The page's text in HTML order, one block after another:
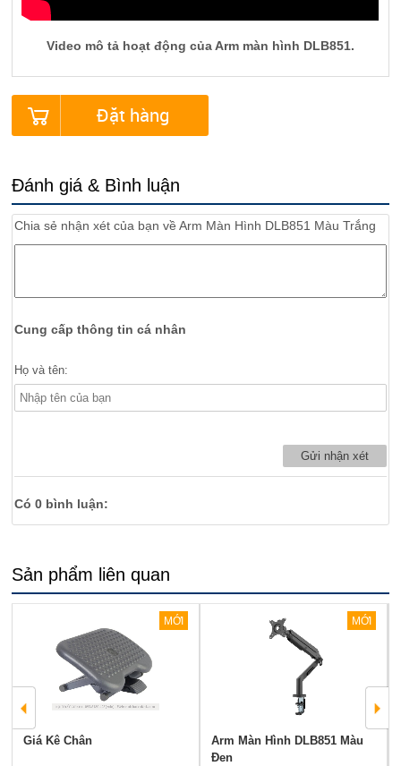
Video mô tả hoạt động của Arm màn hình DLB851.
Đặt hàng
Đánh giá & Bình luận
Chia sẻ nhận xét của bạn vềArm Màn Hình DLB851 Màu Trắng
Cung cấp thông tin cá nhân
Họ và tên:
Có0 bình luận:
Sản phẩm liên quan
MỚI
Giá Kê Chân
MỚI
Arm Màn Hình DLB851 Màu
Đen